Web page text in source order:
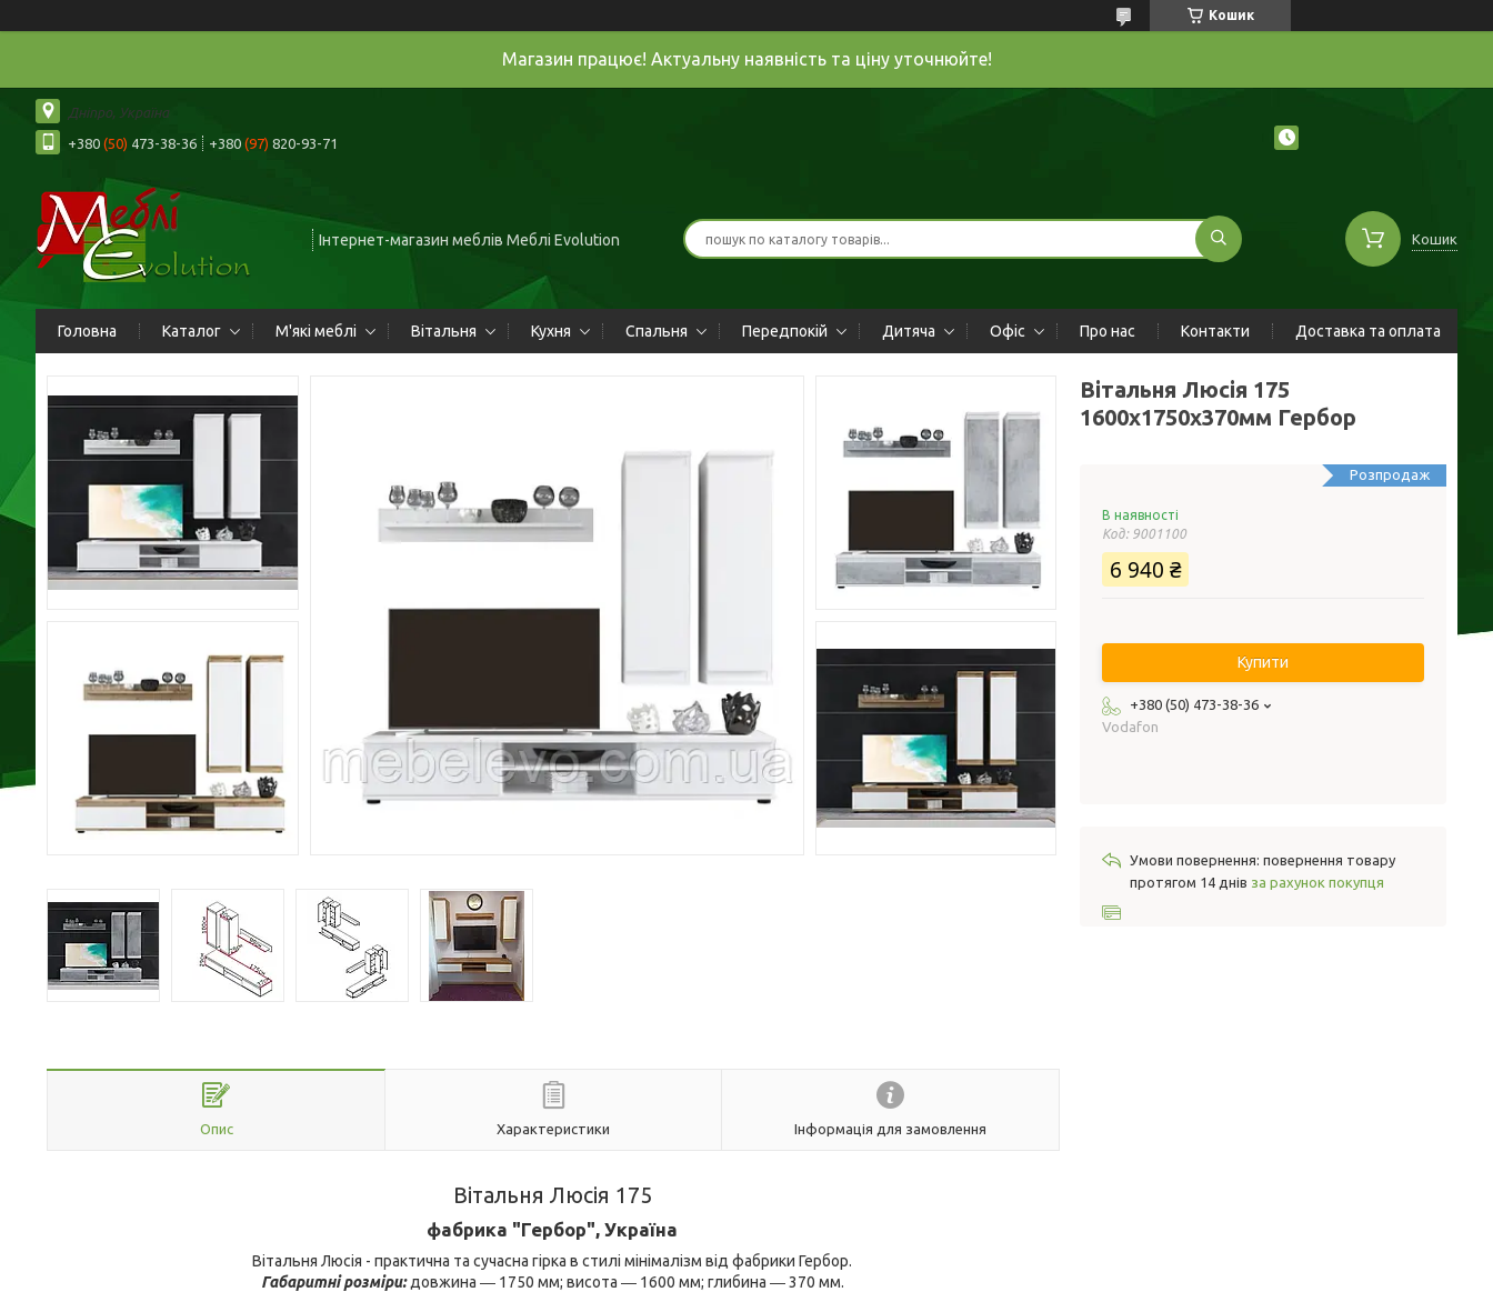
Кошик
Магазин працює! Актуальну наявність та ціну уточнюйте!
Дніпро, Україна
+380 (50) 473-38-36 +380 (97) 820-93-71
Інтернет-магазин меблів Меблі Evolution Кошик
Головна Каталог М'які меблі Вітальня Кухня Спальня Передпокій Дитяча Офіс Про нас Контакти Доставка та оплата
Опис Характеристики Інформація для замовлення
Вітальня Люсія 175
фабрика "Гербор", Україна
Вітальня Люсія - практична та сучасна гірка в стилі мінімалізм від фабрики Гербор.
Габаритні розміри:довжина ― 1750 мм; висота ― 1600 мм; глибина ― 370 мм.
Вітальня Люсія 175
1600х1750х370мм Гербор
Розпродаж
В наявності
Код: 9001100
6 940 ₴
Купити
+380 (50) 473-38-36
Vodafon
повернення товару
протягом 14 днів за рахунок покупця